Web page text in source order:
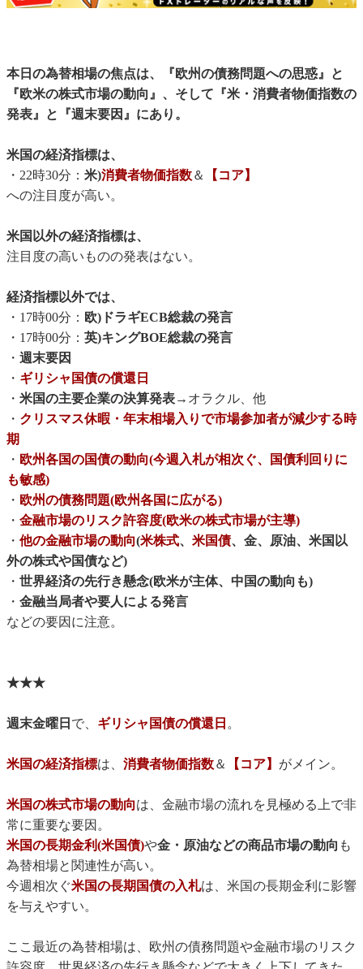
本日の為替相場の焦点は、『欧州の債務問題への思惑』と
『欧米の株式市場の動向』、そして『米・消費者物価指数の
発表』と『週末要因』にあり。
米国の経済指標は、
・22時30分： 米)消費者物価指数＆
【コア】
への注目度が高い。
米国以外の経済指標は、
注目度の高いものの発表はない。
経済指標以外では、
・17時00分： 欧)ドラギECB総裁の発言
・17時00分： 英)キングBOE総裁の発言
・ 週末要因
・ ギリシャ国債の償還日
・ 米国の主要企業の決算発表→オラクル、他
・ クリスマス休暇・年末相場入りで市場参加者が減少する時
期
・ 欧州各国の国債の動向(今週入札が相次ぐ、国債利回りに
も敏感)
・ 欧州の債務問題(欧州各国に広がる)
・ 金融市場のリスク許容度(欧米の株式市場が主導)
・ 他の金融市場の動向(米株式、 米国債、金、原油、米国以
外の株式や国債など)
・ 世界経済の先行き懸念(欧米が主体、中国の動向も)
・ 金融当局者や要人による発言
などの要因に注意。
★★★
週末金曜日 で、 ギリシャ国債の償還日 。
米国の経済指標は、 消費者物価指数＆ 【コア】 がメイン。
米国の株式市場の動向は、金融市場の流れを見極める上で非
常に重要な要因。
米国の長期金利(米国債)や金・原油などの商品市場の動向 も
為替相場と関連性が高い。
今週相次ぐ米国の長期国債の入札は、米国の長期金利に影響
を与えやすい。
ここ最近の為替相場は、欧州の債務問題や金融市場のリスク